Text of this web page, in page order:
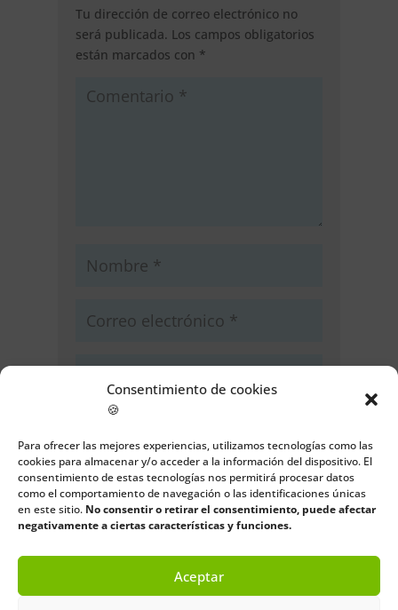
Consentimiento de cookies
🍪
Para ofrecer las mejores experiencias, utilizamos tecnologías como las
cookies para almacenar y/o acceder a la información del dispositivo. El
consentimiento de estas tecnologías nos permitirá procesar datos
como el comportamiento de navegación o las identificaciones únicas
en este sitio. No consentir o retirar el consentimiento, puede afectar
negativamente a ciertas características y funciones.
Aceptar
Tu dirección de correo electrónico no
será publicada. Los campos obligatorios
están marcados con *
Guarda mi nombre, correo
electrónico y web en este navegador
para la próxima vez que comente.
Enviar comentario